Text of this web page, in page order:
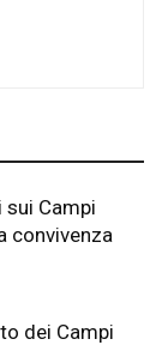
Campi
convivenza
dei Campi